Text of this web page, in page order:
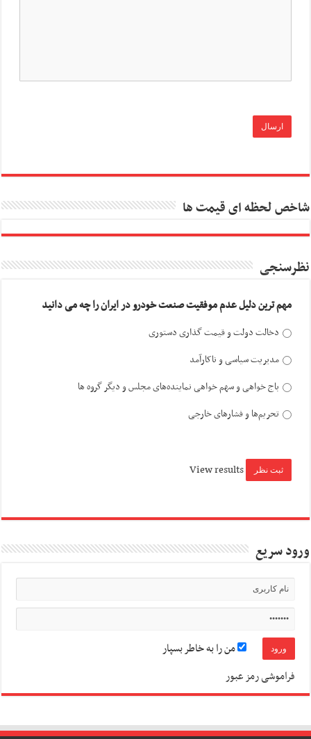
شاخص لحظه ای قیمت ها
نظرسنجی
مهم ترین دلیل عدم موفقیت صنعت خودرو در ایران را چه می دانید
دخالت دولت و قیمت گذاری دستوری
مدیریت سیاسی و ناکارآمد
باج خواهی و سهم خواهی نماینده‌های مجلس و دیگر گروه ها
تحریم‌ها و فشارهای خارجی
View results
ورود سریع
من را به خاطر بسپار
فراموشی رمز عبور